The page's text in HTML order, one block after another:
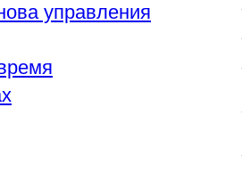
управления